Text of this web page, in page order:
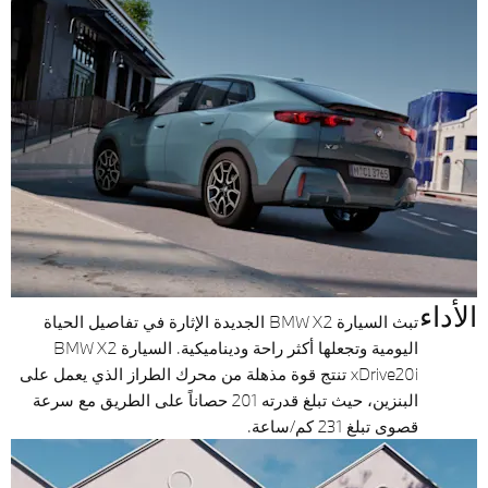
الأداء
تبث السيارة BMW X2 الجديدة الإثارة في تفاصيل الحياة
اليومية وتجعلها أكثر راحة وديناميكية. السيارة BMW X2
xDrive20i تنتج قوة مذهلة من محرك الطراز الذي يعمل على
البنزين، حيث تبلغ قدرته 201 حصاناً على الطريق مع سرعة
قصوى تبلغ 231 كم/ساعة.